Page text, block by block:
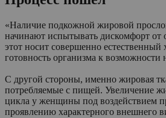
«Наличие подкожной жировой
начинают испытывать дискомфорт от
этот носит совершенно
готовность организма к возможности
С другой стороны, именно жировая
потребляемые с пищей. Увеличение
цикла у женщины под воздействием
проявлению характерного внешнего